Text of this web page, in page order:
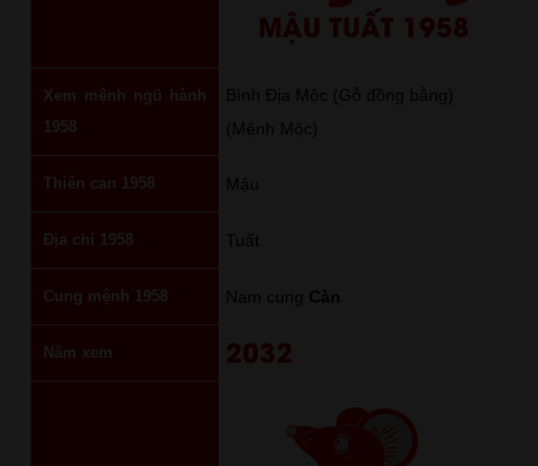
MẬU TUẤT 1958
Xem mệnh ngũ hành
1958
Bình Địa Mộc (Gỗ đồng bằng)
(Mệnh Mộc)
Thiên can 1958 Mậu
Địa chi 1958 Tuất
Cung mệnh 1958 Nam cung Càn
Năm xem 2032